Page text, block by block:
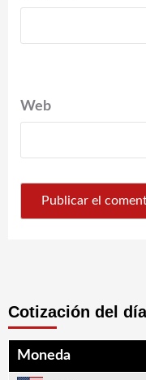
Web
Cotización del día
Moneda